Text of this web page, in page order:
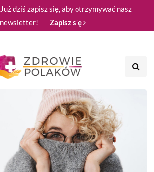
Już dziś zapisz się, aby otrzymywać nasz
newsletter!
Zapisz się